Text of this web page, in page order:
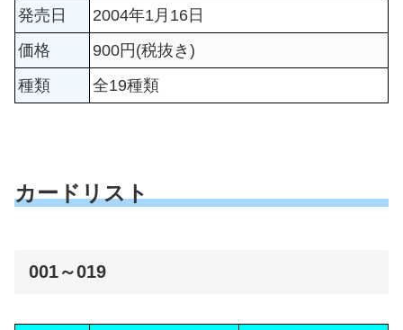
発売日
2004年1月16日
価格
900円(税抜き)
種類
全19種類
カードリスト
001～019